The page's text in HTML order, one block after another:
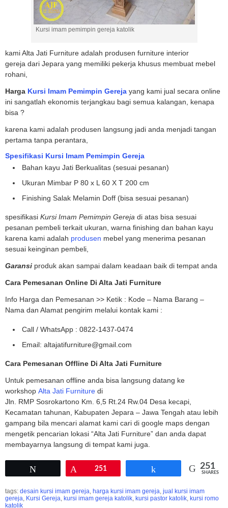
Kursi imam pemimpin gereja katolik
kami Alta Jati Furniture adalah produsen furniture interior
gereja dari Jepara yang memiliki pekerja khusus membuat mebel
rohani,
Harga Kursi Imam Pemimpin Gereja yang kami jual secara online
ini sangatlah ekonomis terjangkau bagi semua kalangan, kenapa
bisa ?
karena kami adalah produsen langsung jadi anda menjadi tangan
pertama tanpa perantara,
Spesifikasi Kursi Imam Pemimpin Gereja
Bahan kayu Jati Berkualitas (sesuai pesanan)
Ukuran Mimbar P 80 x L 60 X T 200 cm
Finishing Salak Melamin Doff (bisa sesuai pesanan)
spesifikasi Kursi Imam Pemimpin Gereja di atas bisa sesuai
pesanan pembeli terkait ukuran, warna finishing dan bahan kayu
karena kami adalah produsen mebel yang menerima pesanan
sesuai keinginan pembeli,
Garansi produk akan sampai dalam keadaan baik di tempat anda
Cara Pemesanan Online Di Alta Jati Furniture
Info Harga dan Pemesanan >> Ketik : Kode – Nama Barang –
Nama dan Alamat pengirim melalui kontak kami :
Call / WhatsApp : 0822-1437-0474
Email: altajatifurniture@gmail.com
Cara Pemesanan Offline Di Alta Jati Furniture
Untuk pemesanan offline anda bisa langsung datang ke
workshop Alta Jati Furniture di
Jln. RMP Sosrokartono Km. 6,5 Rt.24 Rw.04 Desa kecapi,
Kecamatan tahunan, Kabupaten Jepara – Jawa Tengah atau lebih
gampang bila mencari alamat kami cari di google maps dengan
mengetik pencarian lokasi “Alta Jati Furniture” dan anda dapat
membayarnya langsung di tempat kami juga.
251 251
SHARES
tags: desain kursi imam gereja, harga kursi imam gereja, jual kursi imam
gereja, Kursi Gereja, kursi imam gereja katolik, kursi pastor katolik, kursi romo
katolik